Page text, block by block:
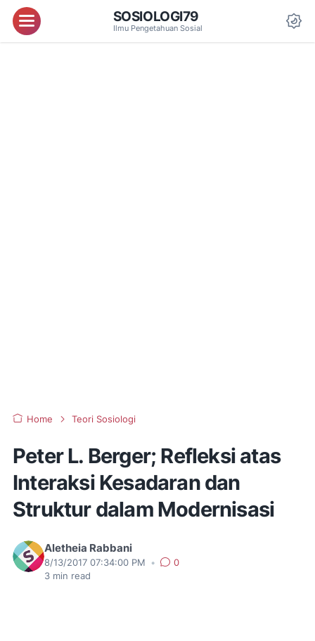
Menu SOSIOLOGI79
Ilmu Pengetahuan Sosial
Home Teori Sosiologi
Peter L. Berger; Refleksi atas
Interaksi Kesadaran dan
Struktur dalam Modernisasi
Aletheia Rabbani
8/13/2017 07:34:00 PM •
0
3 min read